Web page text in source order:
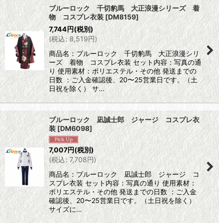
ブルーロック 千切豹馬 大正浪漫シリーズ 着
物 コスプレ衣装[DM8159]
7,744円(税別)
(税込: 8,519円)
商品名：ブルーロック 千切豹馬 大正浪漫シリ
ーズ 着物 コスプレ衣装 セット内容：写真の通
り 使用素材：ポリエステル・その他 発送までの
日数 ：ご入金確認後、20〜25営業日です。（土
日祝を除く） サ…
ブルーロック 凪誠士郎 ジャージ コスプレ衣
装[DM6098]
7,007円(税別)
(税込: 7,708円)
商品名：ブルーロック 凪誠士郎 ジャージ コ
スプレ衣装 セット内容：写真の通り 使用素材：
ポリエステル・その他 発送までの日数 ：ご入金
確認後、20〜25営業日です。（土日祝を除く）
サイズに…